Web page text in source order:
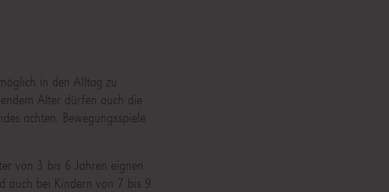
in den Alltag zu
Alter dürfen auch die
achten. Bewegungsspiele
von 3 bis 6 Jahren eignen
auch bei Kindern von 7 bis 9